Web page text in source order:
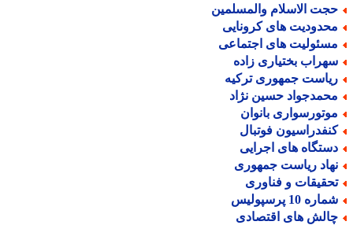
الاسلام والمسلمین
های کرونایی
های اجتماعی
بختیاری زاده
جمهوری ترکیه
حسین نژاد
بانوان
فوتبال
های اجرایی
ریاست جمهوری
و فناوری
10 پرسپولیس
های اقتصادی